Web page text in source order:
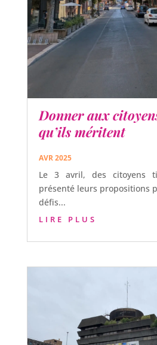
Donner aux
qu’ils méritent
AVR 2025
Le 3 avril, des citoyens
présenté leurs propositions
défis...
LIRE PLUS